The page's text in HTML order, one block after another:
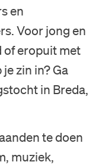
en
Voor jong en
of eropuit met
zin in? Ga
in Breda,
te doen
muziek,